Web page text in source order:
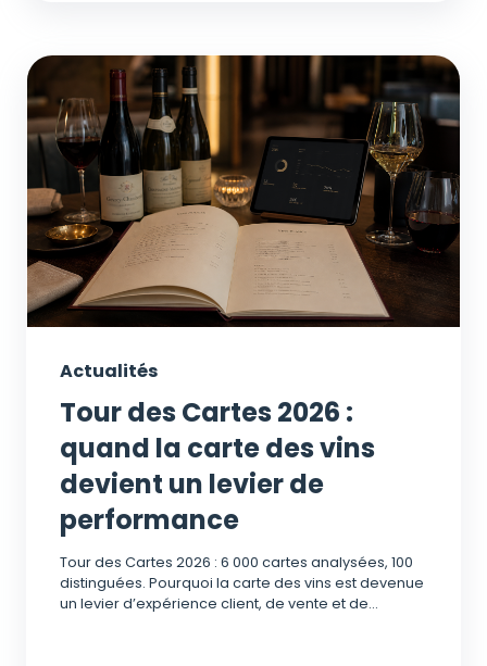
Actualités
Tour des Cartes 2026 :
quand la carte des vins
devient un levier de
performance
Tour des Cartes 2026 : 6 000 cartes analysées, 100
distinguées. Pourquoi la carte des vins est devenue
un levier d’expérience client, de vente et de...